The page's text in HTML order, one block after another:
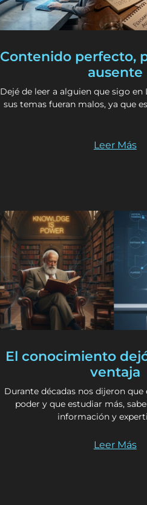
Contenido perfecto,
ausente
Dejé de leer a alguien que sigo en
sus temas fueran malos, ya que
Leer Más
El conocimiento
ventaja
Durante décadas nos dijeron
poder y que estudiar más,
información y
Leer Más